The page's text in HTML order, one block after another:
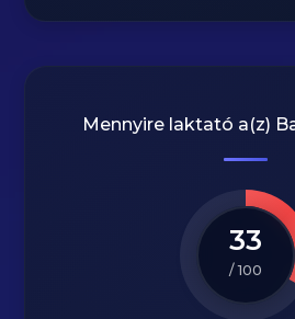
Mennyire laktató a(z)
33
/ 100